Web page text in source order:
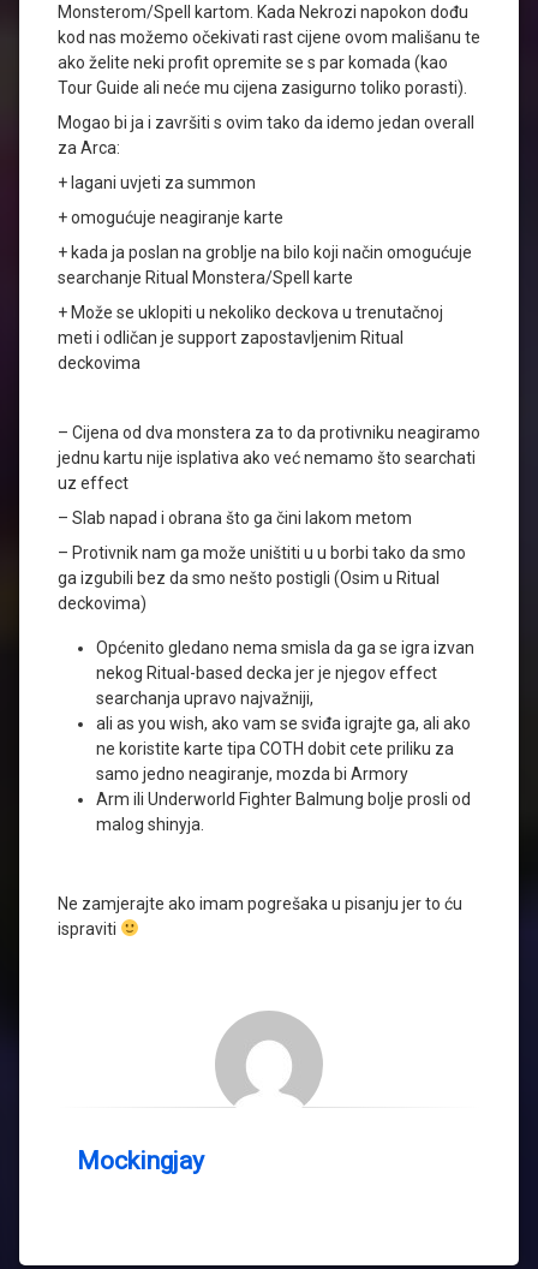
Monsterom/Spell kartom. Kada Nekrozi napokon dođu
kod nas možemo očekivati rast cijene ovom mališanu te
ako želite neki profit opremite se s par komada (kao
Tour Guide ali neće mu cijena zasigurno toliko porasti).
Mogao bi ja i završiti s ovim tako da idemo jedan overall
za Arca:
+ lagani uvjeti za summon
+ omogućuje neagiranje karte
+ kada ja poslan na groblje na bilo koji način omogućuje
searchanje Ritual Monstera/Spell karte
+ Može se uklopiti u nekoliko deckova u trenutačnoj
meti i odličan je support zapostavljenim Ritual
deckovima
– Cijena od dva monstera za to da protivniku neagiramo
jednu kartu nije isplativa ako već nemamo što searchati
uz effect
– Slab napad i obrana što ga čini lakom metom
– Protivnik nam ga može uništiti u u borbi tako da smo
ga izgubili bez da smo nešto postigli (Osim u Ritual
deckovima)
Općenito gledano nema smisla da ga se igra izvan
nekog Ritual-based decka jer je njegov effect
searchanja upravo najvažniji,
ali as you wish, ako vam se sviđa igrajte ga, ali ako
ne koristite karte tipa COTH dobit cete priliku za
samo jedno neagiranje, mozda bi Armory
Arm ili Underworld Fighter Balmung bolje prosli od
malog shinyja.
Ne zamjerajte ako imam pogrešaka u pisanju jer to ću
ispraviti
Mockingjay